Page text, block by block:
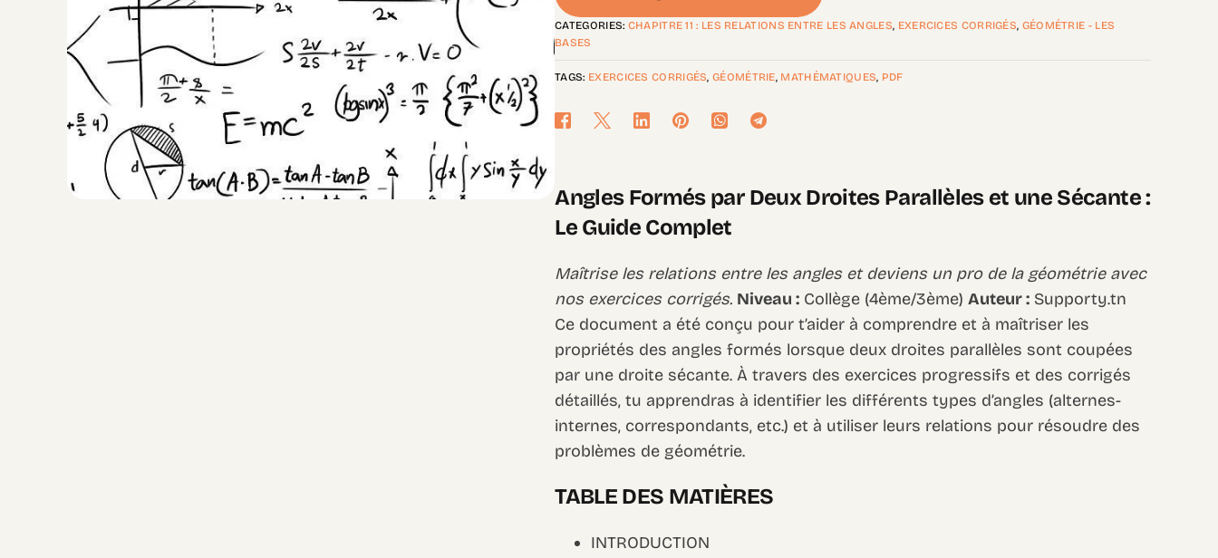
CATEGORIES: CHAPITRE 11 : LES RELATIONS ENTRE LES ANGLES EXERCICES CORRIGÉS GÉOMÉTRIE - LES
BASES
TAGS: EXERCICES CORRIGÉS ,GÉOMÉTRIE MATHÉMATIQUES PDF
Angles Formés par Deux Droites Parallèles et une Sécante :
Le Guide Complet
Maîtrise les relations entre les angles et deviens un pro de la géométrie avec
nos exercices corrigés. Niveau : Collège (4ème/3ème)Auteur : Supporty.tn
Ce document a été conçu pour t’aider à comprendre et à maîtriser les
propriétés des angles formés lorsque deux droites parallèles sont coupées
par une droite sécante. À travers des exercices progressifs et des corrigés
détaillés, tu apprendras à identifier les différents types d’angles (alternes-
internes, correspondants, etc.) et à utiliser leurs relations pour résoudre des
problèmes de géométrie.
TABLE DES MATIÈRES
INTRODUCTION